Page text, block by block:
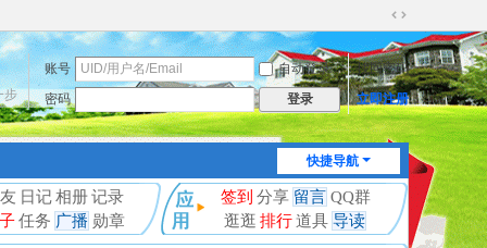
切
换
到
宽
版
账号 自动登录
找回密码
密码
登录 立即注册
步
快捷导航
日记相册记录
任务 广播 勋章
签到 分享 留言 QQ群
逛逛 排行道具 导读